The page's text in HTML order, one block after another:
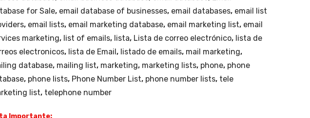
for Sale, email database of businesses, email databases, email list
, email lists, email marketing database, email marketing list, email
marketing, list of emails, lista, Lista de correo electrónico, lista de
electronicos, lista de Email , listado de emails, mail marketing,
database, mailing list, marketing, marketing lists, phone, phone
, phone lists, Phone Number List, phone number lists, tele
list, telephone number